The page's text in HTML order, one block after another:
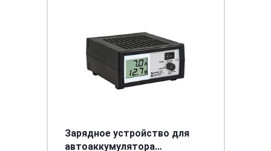
Зарядное устройство для
автоаккумулятора